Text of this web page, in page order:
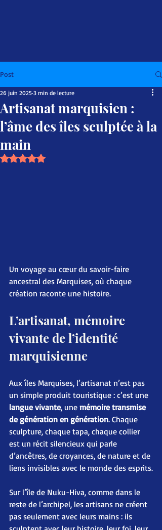
Post
Artisanat marquisien :
l’âme des îles sculptée à la
main
26 juin 2025 3 min de lecture
Noté NaN étoiles sur 5.
Un voyage au cœur du savoir-faire
ancestral des Marquises, où chaque
création raconte une histoire.
L’artisanat, mémoire
vivante de l’identité
marquisienne
Aux îles Marquises, l’artisanat n’est pas
un simple produit touristique : c’est une
langue vivante, une mémoire transmise
de génération en génération. Chaque
sculpture, chaque tapa, chaque collier
est un récit silencieux qui parle
d’ancêtres, de croyances, de nature et de
liens invisibles avec le monde des esprits.
Sur l’île de Nuku-Hiva, comme dans le
reste de l’archipel, les artisans ne créent
pas seulement avec leurs mains : ils